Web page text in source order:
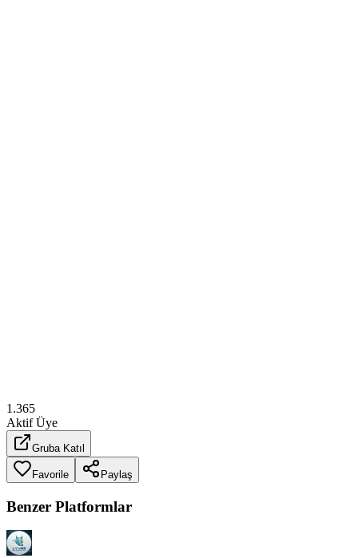
1.365
Aktif Üye
Gruba Katıl
Favorile Paylaş
Benzer Platformlar